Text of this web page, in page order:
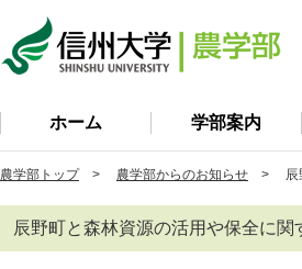
ホーム 学部案内
農学部トップ> 農学部からのお知らせ > 辰野
辰野町と森林資源の活用や保全に